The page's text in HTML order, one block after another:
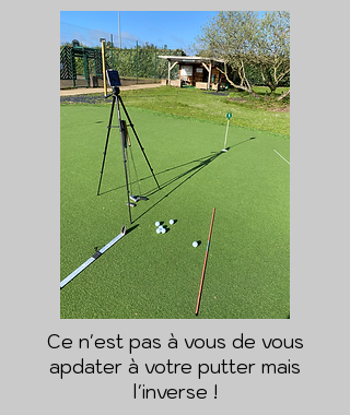
Ce n'est pas à vous de vous
apdater à votre putter mais
l'inverse !